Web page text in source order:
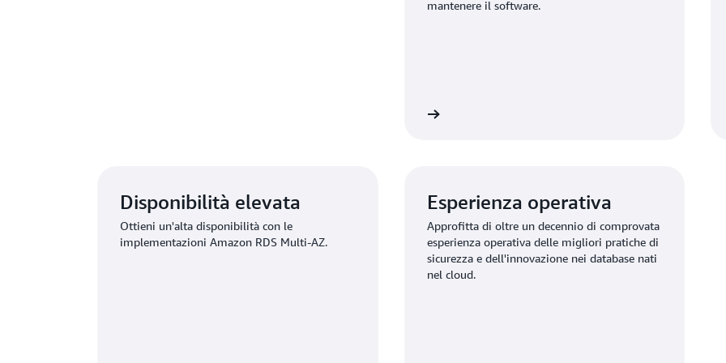
mantenere il software.
Disponibilità elevata
Ottieni un'alta disponibilità con le
implementazioni Amazon RDS Multi-AZ.
Esperienza operativa
Approfitta di oltre un decennio di comprovata
esperienza operativa delle migliori pratiche di
sicurezza e dell'innovazione nei database nati
nel cloud.